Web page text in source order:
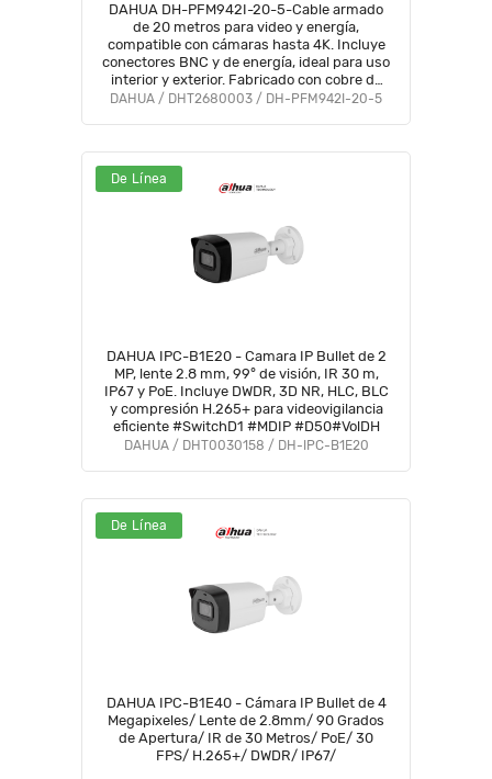
DAHUA DH-PFM942I-20-5-Cable armado
de 20 metros para video y energía,
compatible con cámaras hasta 4K. Incluye
conectores BNC y de energía, ideal para uso
interior y exterior. Fabricado con cobre de
alta pureza, soporta AHD, CVI, TVI, y CVBS.
DAHUA / DHT2680003 / DH-PFM942I-20-5
De Línea
DAHUA IPC-B1E20 - Camara IP Bullet de 2
MP, lente 2.8 mm, 99° de visión, IR 30 m,
IP67 y PoE. Incluye DWDR, 3D NR, HLC, BLC
y compresión H.265+ para videovigilancia
eficiente #SwitchD1 #MDIP #D50#VolDH
DAHUA / DHT0030158 / DH-IPC-B1E20
De Línea
DAHUA IPC-B1E40 - Cámara IP Bullet de 4
Megapixeles/ Lente de 2.8mm/ 90 Grados
de Apertura/ IR de 30 Metros/ PoE/ 30
FPS/ H.265+/ DWDR/ IP67/